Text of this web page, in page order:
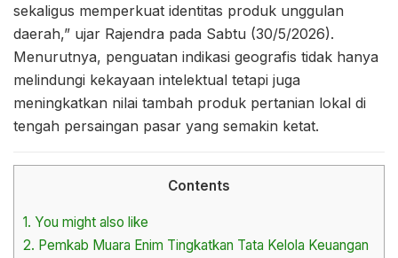
sekaligus memperkuat identitas produk unggulan
daerah,” ujar Rajendra pada Sabtu (30/5/2026).
Menurutnya, penguatan indikasi geografis tidak hanya
melindungi kekayaan intelektual tetapi juga
meningkatkan nilai tambah produk pertanian lokal di
tengah persaingan pasar yang semakin ketat.
Contents
1. You might also like
2. Pemkab Muara Enim Tingkatkan Tata Kelola Keuangan